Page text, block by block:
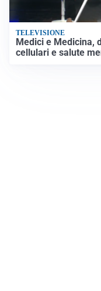
TELEVISIONE
Medici e Medicina,
cellulari e salute